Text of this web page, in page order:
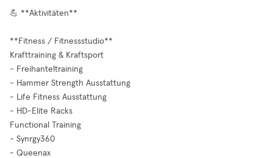
💪 **Aktivitäten**
**Fitness / Fitnessstudio**
Krafttraining & Kraftsport
- Freihanteltraining
- Hammer Strength Ausstattung
- Life Fitness Ausstattung
- HD-Elite Racks
Functional Training
- Synrgy360
- Queenax